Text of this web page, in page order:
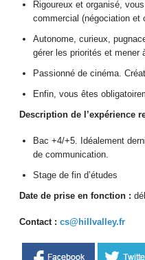
Rigoureux et organisé,
commercial (négociation et
Autonome, curieux,
gérer les priorités et mener
Passionné de cinéma.
Enfin, vous êtes
Description de l’expérience
Bac +4/+5. Idéalement
de communication.
Stage de fin d’études
Date de prise en fonction :d
Contact :cs@hillvalley.fr